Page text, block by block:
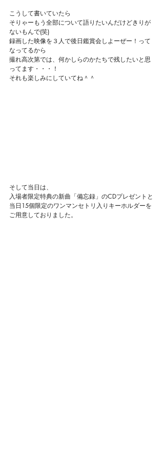
こうして書いていたら
そりゃーもう全部について語りたいんだけどきりが
ないもんで(笑)
録画した映像を３人で後日鑑賞会しよーぜー！って
なってるから
撮れ高次第では、何かしらのかたちで残したいと思
ってます・・・！
それも楽しみにしていてね＾＾
そして当日は、
入場者限定特典の新曲「備忘録」のCDプレゼントと
当日15個限定のワンマンセトリ入りキーホルダーを
ご用意しておりました。